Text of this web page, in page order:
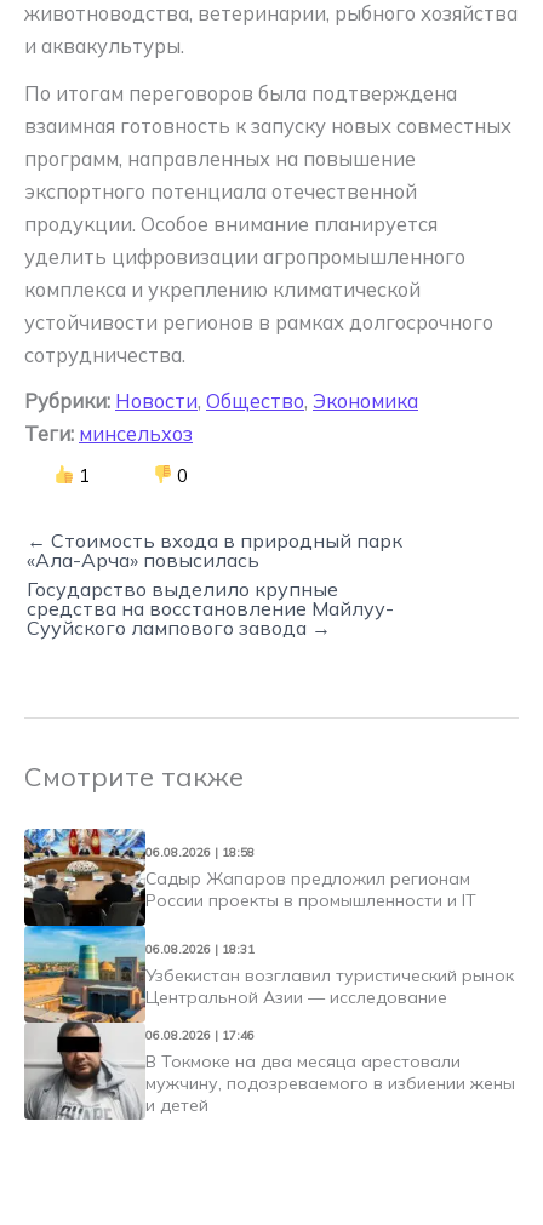
животноводства, ветеринарии, рыбного хозяйства
и аквакультуры.
По итогам переговоров была подтверждена
взаимная готовность к запуску новых совместных
программ, направленных на повышение
экспортного потенциала отечественной
продукции. Особое внимание планируется
уделить цифровизации агропромышленного
комплекса и укреплению климатической
устойчивости регионов в рамках долгосрочного
сотрудничества.
Рубрики: Новости, Общество, Экономика
Теги: минсельхоз
1 0
← Стоимость входа в природный парк
«Ала-Арча» повысилась
Государство выделило крупные
средства на восстановление Майлуу-
Сууйского лампового завода →
Смотрите также
06.08.2026 | 18:58
Садыр Жапаров предложил регионам
России проекты в промышленности и IT
06.08.2026 | 18:31
Узбекистан возглавил туристический рынок
Центральной Азии — исследование
06.08.2026 | 17:46
В Токмоке на два месяца арестовали
мужчину, подозреваемого в избиении жены
и детей